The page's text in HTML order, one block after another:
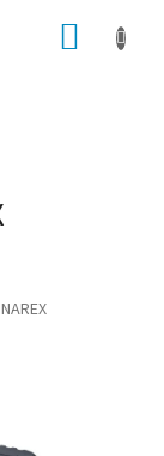
NAREX